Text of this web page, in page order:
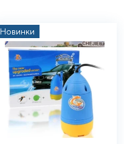
Новинки